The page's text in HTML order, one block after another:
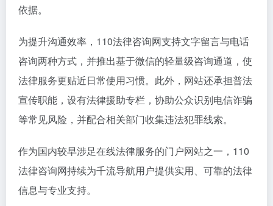
依据。
为提升沟通效率，110法律咨询网支持文字留言与电话
咨询两种方式，并推出基于微信的轻量级咨询通道，使
法律服务更贴近日常使用习惯。此外，网站还承担普法
宣传职能，设有法律援助专栏，协助公众识别电信诈骗
等常见风险，并配合相关部门收集违法犯罪线索。
作为国内较早涉足在线法律服务的门户网站之一，110
法律咨询网持续为千流导航用户提供实用、可靠的法律
信息与专业支持。